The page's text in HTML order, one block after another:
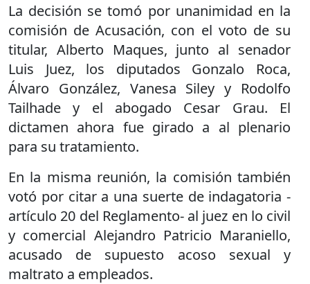
La decisión se tomó por unanimidad en la
comisión de Acusación, con el voto de su
titular, Alberto Maques, junto al senador
Luis Juez, los diputados Gonzalo Roca,
Álvaro González, Vanesa Siley y Rodolfo
Tailhade y el abogado Cesar Grau. El
dictamen ahora fue girado a al plenario
para su tratamiento.
En la misma reunión, la comisión también
votó por citar a una suerte de indagatoria -
artículo 20 del Reglamento- al juez en lo civil
y comercial Alejandro Patricio Maraniello,
acusado de supuesto acoso sexual y
maltrato a empleados.